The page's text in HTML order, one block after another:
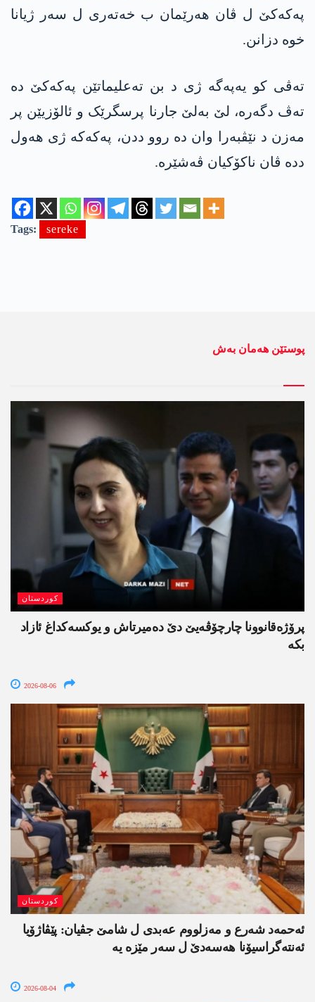
پەکەکێ ل ڤان هەرێمان ب خەتەری ل سەر ژیانا
خوە دزانن.
تەڤی کو یەپەگە ژی د بن تەعلیماتێن پەکەکێ دە
تەڤ دگەرە، لێ بەلێ جارنا پرسگرێک و ئالۆزیێن پر
مەزن د نێڤبەرا وان دە روو ددن، پەکەکە ژی هەول
ددە ڤان ناکۆکیان ڤەشێرە.
Tags: sereke
پوستێن ھەمان بەش
کوردستان
پرۆژەقانوونا چارچۆڤەیێ دێ دەمیرتاش و یوکسەکداغ ئازاد
بکە
2026-08-06
کوردستان
ئەحمەد شەرع و مەزلووم عەبدی ل شامێ جڤیان: پێڤاژۆیا
ئەنتەگراسیۆنا ھەسەدێ ل سەر مێزە یە
2026-08-04